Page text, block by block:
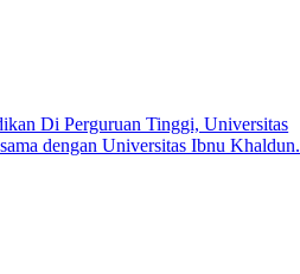
Di Perguruan Tinggi, Universitas
dengan Universitas Ibnu Khaldun.